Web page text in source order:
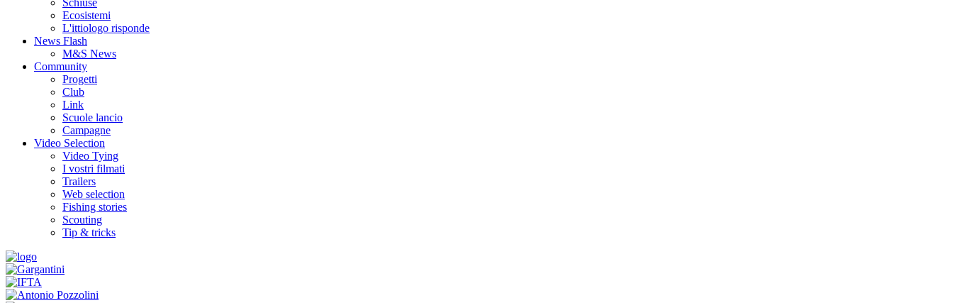
Schiuse
Ecosistemi
L'ittiologo risponde
News Flash
M&S News
Community
Progetti
Club
Link
Scuole lancio
Campagne
Video Selection
Video Tying
I vostri filmati
Trailers
Web selection
Fishing stories
Scouting
Tip & tricks